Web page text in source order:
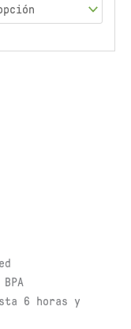
6 horas y